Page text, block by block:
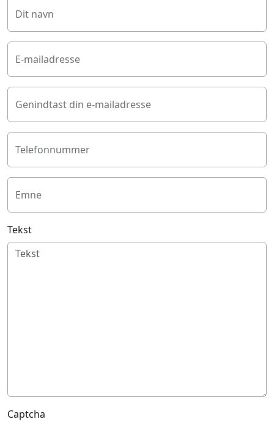
Dit navn
E-mailadresse
Genindtast din e-mailadresse
Telefonnummer
Emne
Tekst
Captcha